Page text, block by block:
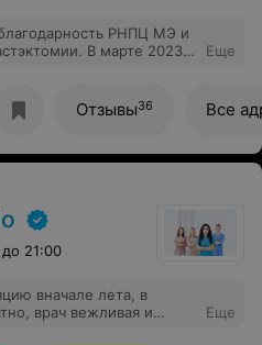
РНПЦ МЭ и
марте 2023 у
операции немного
Благодаря
ЛФК в РНПЦ МЭ и Р в
у меня ПОЛНОСТЬЮ
плеча и правой
за чуткое,
отношение; -
- врачу-ортопеду
на
внимательное
по ЛФК Павлу
к жизни" моей
Еще
Отзывы36 Все
до 21:00
в
врач вежливая и
Еще